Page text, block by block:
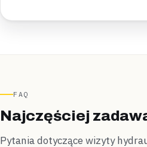
FAQ
Najczęściej
Pytania dotyczące wizyty